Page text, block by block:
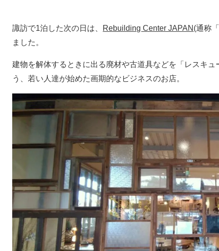
諏訪で1泊した次の日は、 Rebuilding Center JAPAN (通称
ました。
建物を解体するときに出る廃材や古道具などを「レスキュ
う、若い人達が始めた画期的なビジネスのお店。